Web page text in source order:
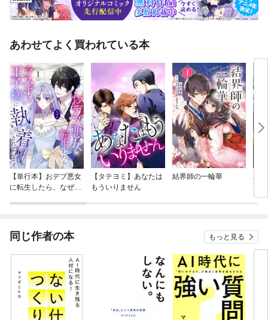
あわせてよく買われている本
【単行本】おデブ悪女
に転生したら、なぜか
【タテヨミ】あなたは
もういりません
結界師の一輪華
バ
今
同じ作者の本 もっと見る